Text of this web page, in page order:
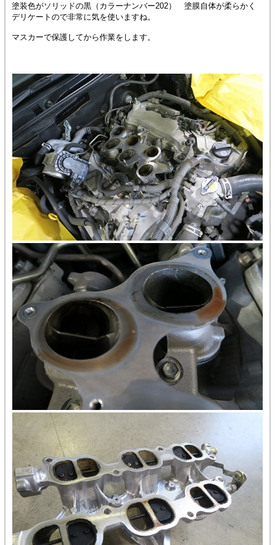
塗装色がソリッドの黒（カラーナンバー202） 塗膜自体が柔らかく
デリケートので非常に気を使いますね。
マスカーで保護してから作業をします。